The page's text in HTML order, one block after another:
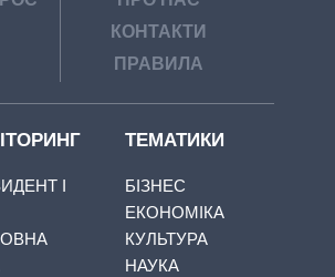
КОНТАКТИ
ПРАВИЛА
І
ТЕМАТИКИ
БІЗНЕС
ЕКОНОМІКА
КУЛЬТУРА
НАУКА